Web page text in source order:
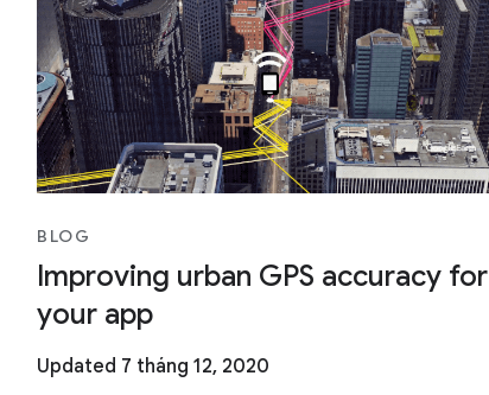
BLOG
Improving urban GPS accuracy for
your app
Updated 7 tháng 12, 2020